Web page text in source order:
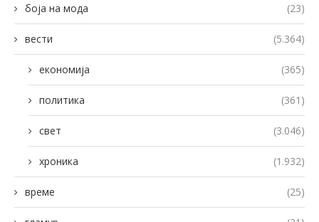
боја на мода (23)
вести (5.364)
економија (365)
политика (361)
свет (3.046)
хроника (1.932)
време (25)